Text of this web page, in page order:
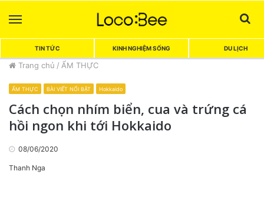
TIN TỨC KINH NGHIỆM SỐNG DU LỊCH
Trang chủ / ẨM THỰC
ẨM THỰC BÀI VIẾT NỔI BẬT Hokkaido
Cách chọn nhím biển, cua và trứng cá
hồi ngon khi tới Hokkaido
08/06/2020
Thanh Nga